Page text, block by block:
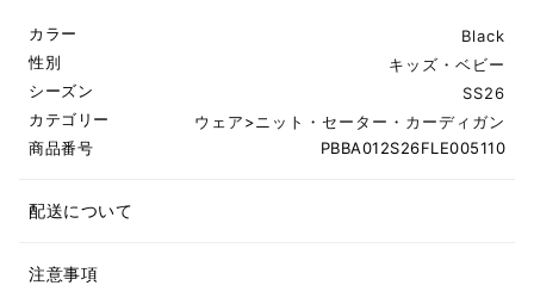
カラー
Black
性別
キッズ・ベビー
シーズン
SS26
カテゴリー
ウェア>ニット・セーター・カーディガン
商品番号
PBBA012S26FLE005110
配送について
注意事項